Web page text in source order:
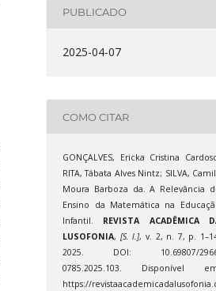
PUBLICADO
2025-04-07
COMO CITAR
GONÇALVES, Ericka Cristina
RITA, Tábata Alves Nintz; SILVA,
Moura Barboza da. A Relevância
Ensino da Matemática na
Infantil. REVISTA ACADÊMICA
LUSOFONIA, [S. l.], v. 2, n. 7, p.
2025. DOI: 10.69807/
0785.2025.103. Disponível
https://